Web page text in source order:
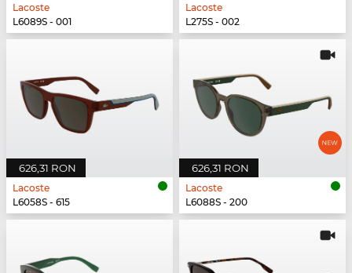
Lacoste
L6089S - 001
Lacoste
L275S - 002
626,31 RON
Lacoste
L6058S - 615
626,31 RON
Lacoste
L6088S - 200